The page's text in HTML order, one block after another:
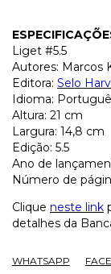
Liget #5.5
Autores: Marcos
Editora: Selo
Idioma:
Altura: 21 cm
Largura: 14,8 cm
Edição: 5.5
Ano de
Número de
Clique neste link
detalhes da
WHATSAPP